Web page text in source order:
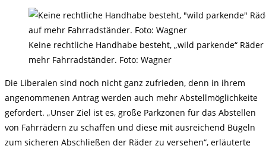
Keine rechtliche Handhabe besteht, „wild parkende“
mehr Fahrradständer. Foto: Wagner
Die Liberalen sind noch nicht ganz zufrieden, denn in ihrem
angenommenen Antrag werden auch mehr Abstellmöglichkeite
gefordert. „Unser Ziel ist es, große Parkzonen für das Abstellen
von Fahrrädern zu schaffen und diese mit ausreichend Bügeln
zum sicheren Abschließen der Räder zu versehen“, erläuterte